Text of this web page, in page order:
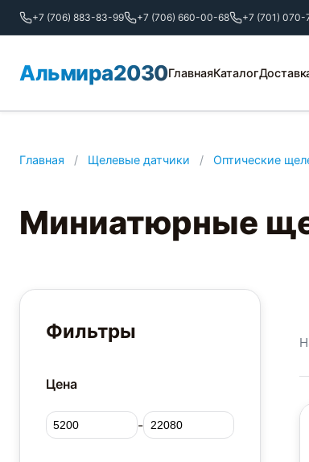
+7 (706) 883-83-99 +7 (706) 660-00-68 +7 (701) 070-
Альмира2030ГлавнаяКаталог
Главная / Щелевые датчики / Оптические
Миниатюрные
Фильтры
Цена
-